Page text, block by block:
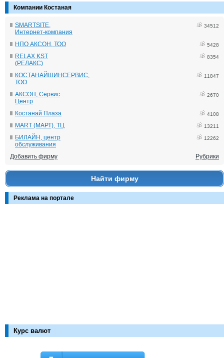
Компании Костаная
SMARTSITE,
Интернет-компания
34512
НПО АКСОН, ТОО 5428
RELAX KST
(РЕЛАКС)
8354
КОСТАНАЙШИНСЕРВИС,
ТОО
11847
АКСОН, Сервис
Центр
2670
Костанай Плаза 4108
MART (МАРТ), ТЦ 13211
БИЛАЙН, центр
обслуживания
12262
Добавить фирму Рубрики
Найти фирму
Реклама на портале
Курс валют